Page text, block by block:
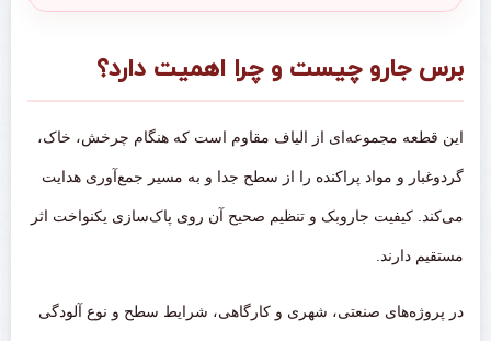
برس جارو چیست و چرا اهمیت دارد؟
این قطعه مجموعه‌ای از الیاف مقاوم است که هنگام چرخش، خاک،
گردوغبار و مواد پراکنده را از سطح جدا و به مسیر جمع‌آوری هدایت
می‌کند. کیفیت جاروبک و تنظیم صحیح آن روی پاک‌سازی یکنواخت اثر
مستقیم دارند.
در پروژه‌های صنعتی، شهری و کارگاهی، شرایط سطح و نوع آلودگی